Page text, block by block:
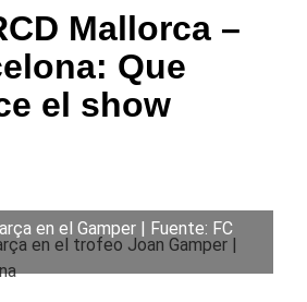
Mallorca –
Que
el show
en el Gamper | Fuente: FC